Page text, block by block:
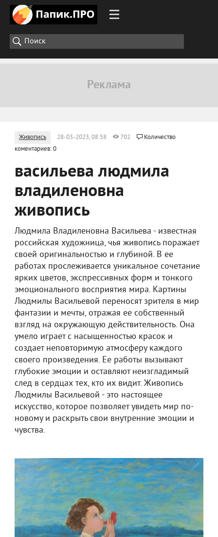
Живопись 28-03-2023, 08:58 702
Количество
коментариев: 0
васильева людмила
владиленовна
живопись
Людмила Владиленовна Васильева - известная
российская художница, чья живопись поражает
своей оригинальностью и глубиной. В ее
работах прослеживается уникальное сочетание
ярких цветов, экспрессивных форм и тонкого
эмоционального восприятия мира. Картины
Людмилы Васильевой переносят зрителя в мир
фантазии и мечты, отражая ее собственный
взгляд на окружающую действительность. Она
умело играет с насыщенностью красок и
создает неповторимую атмосферу каждого
своего произведения. Ее работы вызывают
глубокие эмоции и оставляют неизгладимый
след в сердцах тех, кто их видит. Живопись
Людмилы Васильевой - это настоящее
искусство, которое позволяет увидеть мир по-
новому и раскрыть свои внутренние эмоции и
чувства.